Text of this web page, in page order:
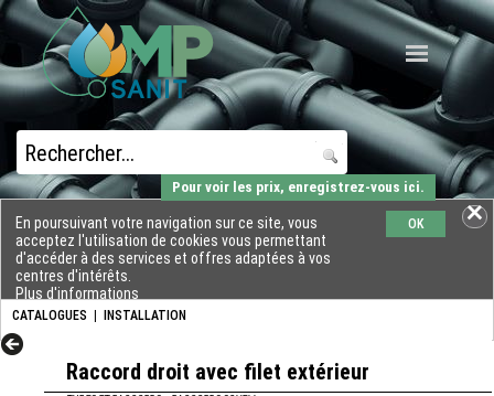
CATALOGUES INSTALLATION
En poursuivant votre navigation sur ce site, vous
acceptez l'utilisation de cookies vous permettant
d'accéder à des services et offres adaptées à vos
centres d'intérêts.
Plus d'informations
OK
Pour voir les prix, enregistrez-vous ici.